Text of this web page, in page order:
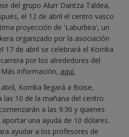
del grupo Alurr Dantza Taldea,
el 12 de abril el centro vasco
proyección de 'Laburbira', un
organizado por la asociación
17 de abril se celebrará el Korrika
por los alrededores del
información, aquí.
Korrika llegará a Boise,
las 10 de la mañana del centro
a las 9:30 y quienes
una ayuda de 10 dólares.
ayudar a los profesores de